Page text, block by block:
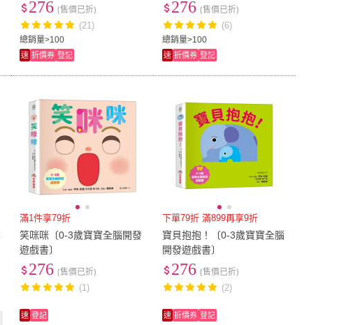
總銷量>100
276 (售價已折)
(21)
速 折價券 登記
總銷量>100
276 (售價已折)
(6)
速 折價券 登記
滿1件享79折
笑咪咪〔0-3歲寶寶全腦開發
遊戲書〕
276 (售價已折)
(1)
速 登記
下單79折 滿899再享9折
寶貝抱抱！〔0-3歲寶寶全腦
開發遊戲書〕
276 (售價已折)
(2)
速 折價券 登記